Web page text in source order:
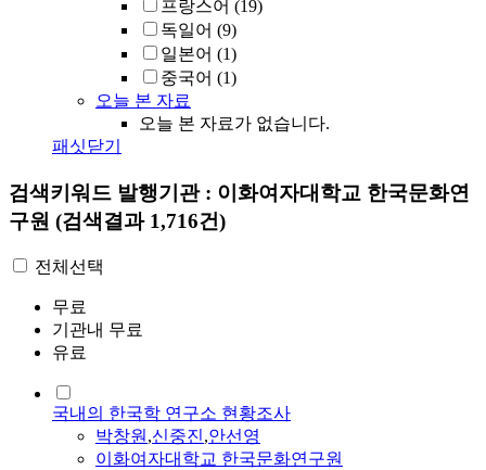
프랑스어 (19)
독일어 (9)
일본어 (1)
중국어 (1)
오늘 본 자료
오늘 본 자료가 없습니다.
패싯닫기
검색키워드 발행기관 : 이화여자대학교 한국문화연
구원 (검색결과 1,716건)
전체선택
무료
기관내 무료
유료
국내의 한국학 연구소 현황조사
박창원,신중진,안선영
이화여자대학교 한국문화연구원